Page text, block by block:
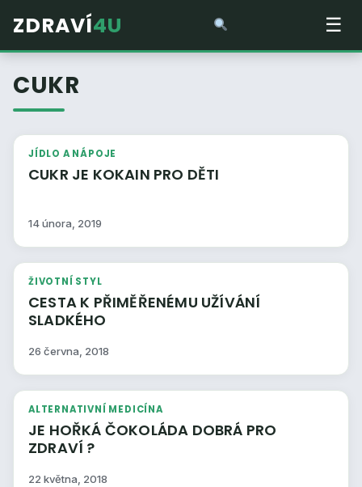
ZDRAVÍ4U ☰
CUKR
JÍDLO A NÁPOJE
CUKR JE KOKAIN PRO DĚTI
14 února, 2019
ŽIVOTNÍ STYL
CESTA K PŘIMĚŘENÉMU UŽÍVÁNÍ
SLADKÉHO
26 června, 2018
ALTERNATIVNÍ MEDICÍNA
JE HOŘKÁ ČOKOLÁDA DOBRÁ PRO
ZDRAVÍ ?
22 května, 2018